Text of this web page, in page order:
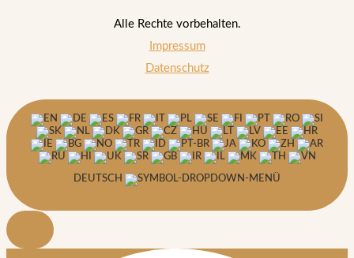
Alle Rechte vorbehalten.
Impressum
Datenschutz
DEUTSCH